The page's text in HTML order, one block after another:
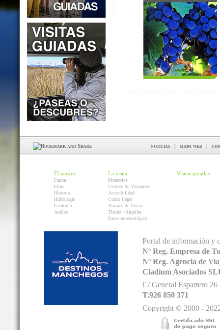
noticias | mapa web |
El parque
Fauna
Flora
Historia
Hidrología
Geología
Audios
La visita
Itinerarios
Centros de Visitantes
Accesibilidad
Como llegar
Normas de Visita
Tienda / Alquiler
Parte meteorológico
Visitas guiadas
Portal de información y
Nº Reg. Empresa de
Nº Reg. Agencia de
Cladium Asociados
C/ General Espartero
T.926 850 371
Copyright © 2000 -